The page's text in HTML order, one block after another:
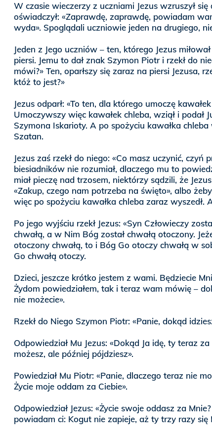
W czasie wieczerzy z uczniami Jezus wzruszył się
oświadczył: «Zaprawdę, zaprawdę, powiadam
wyda». Spoglądali uczniowie jeden na drugiego,
Jeden z Jego uczniów – ten, którego Jezus
piersi. Jemu to dał znak Szymon Piotr i rzekł do
mówi?» Ten, oparłszy się zaraz na piersi Jezusa,
któż to jest?»
Jezus odparł: «To ten, dla którego umoczę
Umoczywszy więc kawałek chleba, wziął i podał
Szymona Iskarioty. A po spożyciu kawałka
Szatan.
Jezus zaś rzekł do niego: «Co masz uczynić, czyń
biesiadników nie rozumiał, dlaczego mu to
miał pieczę nad trzosem, niektórzy sądzili, że
«Zakup, czego nam potrzeba na święto», albo
więc po spożyciu kawałka chleba zaraz wyszedł.
Po jego wyjściu rzekł Jezus: «Syn Człowieczy
chwałą, a w Nim Bóg został chwałą otoczony.
otoczony chwałą, to i Bóg Go otoczy chwałą w
Go chwałą otoczy.
Dzieci, jeszcze krótko jestem z wami. Będziecie
Żydom powiedziałem, tak i teraz wam mówię –
nie możecie».
Rzekł do Niego Szymon Piotr: «Panie, dokąd
Odpowiedział Mu Jezus: «Dokąd Ja idę, ty teraz
możesz, ale później pójdziesz».
Powiedział Mu Piotr: «Panie, dlaczego teraz nie
Życie moje oddam za Ciebie».
Odpowiedział Jezus: «Życie swoje oddasz za
powiadam ci: Kogut nie zapieje, aż ty trzy razy się